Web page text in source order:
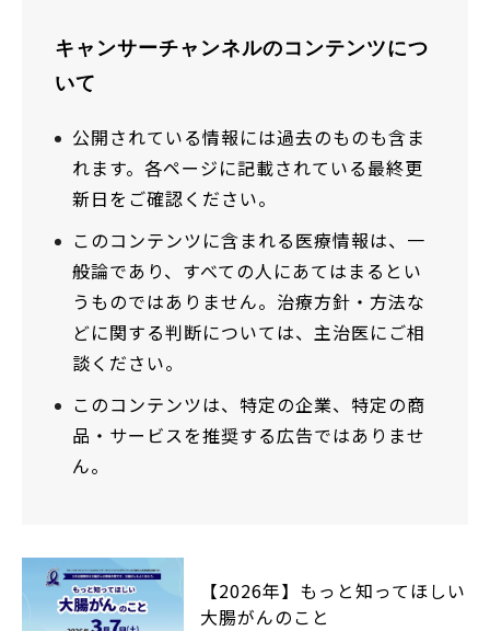
キャンサーチャンネルのコンテンツにつ
いて
公開されている情報には過去のものも含ま
れます。各ページに記載されている最終更
新日をご確認ください。
このコンテンツに含まれる医療情報は、一
般論であり、すべての人にあてはまるとい
うものではありません。治療方針・方法な
どに関する判断については、主治医にご相
談ください。
このコンテンツは、特定の企業、特定の商
品・サービスを推奨する広告ではありませ
ん。
【2026年】もっと知ってほしい
大腸がんのこと